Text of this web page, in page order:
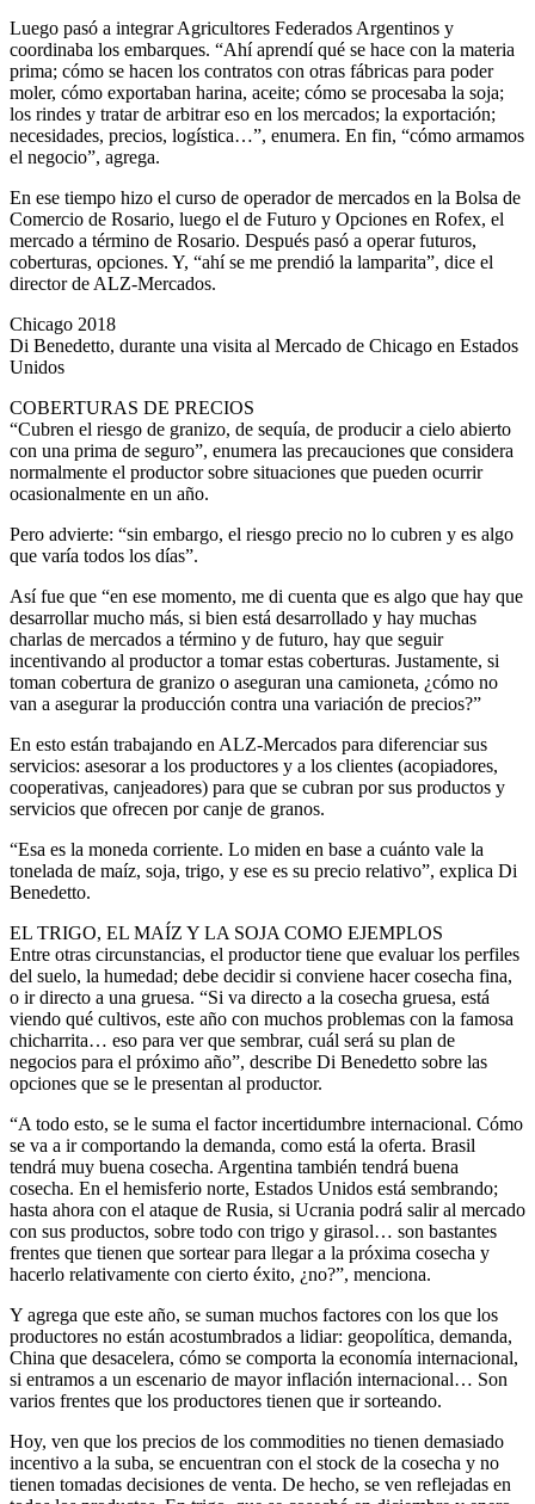
Luego pasó a integrar Agricultores Federados Argentinos y
coordinaba los embarques. “Ahí aprendí qué se hace con la materia
prima; cómo se hacen los contratos con otras fábricas para poder
moler, cómo exportaban harina, aceite; cómo se procesaba la soja;
los rindes y tratar de arbitrar eso en los mercados; la exportación;
necesidades, precios, logística…”, enumera. En fin, “cómo armamos
el negocio”, agrega.
En ese tiempo hizo el curso de operador de mercados en la Bolsa de
Comercio de Rosario, luego el de Futuro y Opciones en Rofex, el
mercado a término de Rosario. Después pasó a operar futuros,
coberturas, opciones. Y, “ahí se me prendió la lamparita”, dice el
director de ALZ-Mercados.
Chicago 2018
Di Benedetto, durante una visita al Mercado de Chicago en Estados
Unidos
COBERTURAS DE PRECIOS
“Cubren el riesgo de granizo, de sequía, de producir a cielo abierto
con una prima de seguro”, enumera las precauciones que considera
normalmente el productor sobre situaciones que pueden ocurrir
ocasionalmente en un año.
Pero advierte: “sin embargo, el riesgo precio no lo cubren y es algo
que varía todos los días”.
Así fue que “en ese momento, me di cuenta que es algo que hay que
desarrollar mucho más, si bien está desarrollado y hay muchas
charlas de mercados a término y de futuro, hay que seguir
incentivando al productor a tomar estas coberturas. Justamente, si
toman cobertura de granizo o aseguran una camioneta, ¿cómo no
van a asegurar la producción contra una variación de precios?”
En esto están trabajando en ALZ-Mercados para diferenciar sus
servicios: asesorar a los productores y a los clientes (acopiadores,
cooperativas, canjeadores) para que se cubran por sus productos y
servicios que ofrecen por canje de granos.
“Esa es la moneda corriente. Lo miden en base a cuánto vale la
tonelada de maíz, soja, trigo, y ese es su precio relativo”, explica Di
Benedetto.
EL TRIGO, EL MAÍZ Y LA SOJA COMO EJEMPLOS
Entre otras circunstancias, el productor tiene que evaluar los perfiles
del suelo, la humedad; debe decidir si conviene hacer cosecha fina,
o ir directo a una gruesa. “Si va directo a la cosecha gruesa, está
viendo qué cultivos, este año con muchos problemas con la famosa
chicharrita… eso para ver que sembrar, cuál será su plan de
negocios para el próximo año”, describe Di Benedetto sobre las
opciones que se le presentan al productor.
“A todo esto, se le suma el factor incertidumbre internacional. Cómo
se va a ir comportando la demanda, como está la oferta. Brasil
tendrá muy buena cosecha. Argentina también tendrá buena
cosecha. En el hemisferio norte, Estados Unidos está sembrando;
hasta ahora con el ataque de Rusia, si Ucrania podrá salir al mercado
con sus productos, sobre todo con trigo y girasol… son bastantes
frentes que tienen que sortear para llegar a la próxima cosecha y
hacerlo relativamente con cierto éxito, ¿no?”, menciona.
Y agrega que este año, se suman muchos factores con los que los
productores no están acostumbrados a lidiar: geopolítica, demanda,
China que desacelera, cómo se comporta la economía internacional,
si entramos a un escenario de mayor inflación internacional… Son
varios frentes que los productores tienen que ir sorteando.
Hoy, ven que los precios de los commodities no tienen demasiado
incentivo a la suba, se encuentran con el stock de la cosecha y no
tienen tomadas decisiones de venta. De hecho, se ven reflejadas en